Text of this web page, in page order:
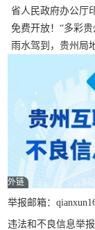
色工厂
省人民政府办公厅
资工作实施细则
免费开放！“多彩
展，持续至1月19日
雨水驾到，贵州局
外链
举报邮箱：
违法和不良信息举